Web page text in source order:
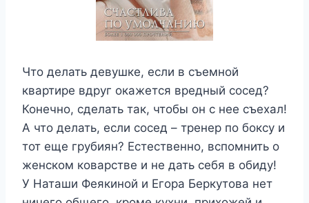
Что делать девушке, если в съемной
квартире вдруг окажется вредный сосед?
Конечно, сделать так, чтобы он с нее съехал!
А что делать, если сосед – тренер по боксу и
тот еще грубиян? Естественно, вспомнить о
женском коварстве и не дать себя в обиду!
У Наташи Феякиной и Егора Беркутова нет